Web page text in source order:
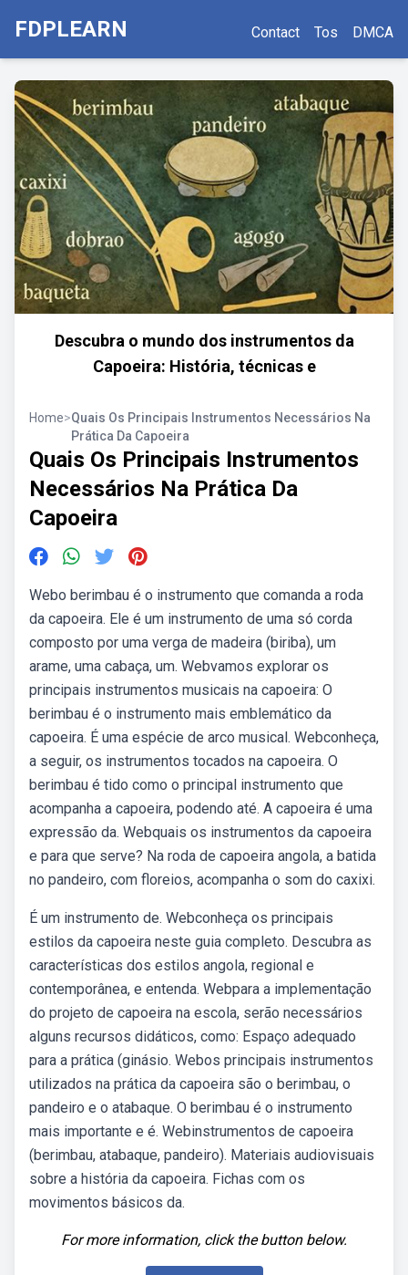
FDPLEARN Contact Tos DMCA
Descubra o mundo dos instrumentos da
Capoeira: História, técnicas e
Home>Quais Os Principais Instrumentos Necessários Na
Prática Da Capoeira
Quais Os Principais Instrumentos
Necessários Na Prática Da
Capoeira
Webo berimbau é o instrumento que comanda a roda
da capoeira. Ele é um instrumento de uma só corda
composto por uma verga de madeira (biriba), um
arame, uma cabaça, um. Webvamos explorar os
principais instrumentos musicais na capoeira: O
berimbau é o instrumento mais emblemático da
capoeira. É uma espécie de arco musical. Webconheça,
a seguir, os instrumentos tocados na capoeira. O
berimbau é tido como o principal instrumento que
acompanha a capoeira, podendo até. A capoeira é uma
expressão da. Webquais os instrumentos da capoeira
e para que serve? Na roda de capoeira angola, a batida
no pandeiro, com floreios, acompanha o som do caxixi.
É um instrumento de. Webconheça os principais
estilos da capoeira neste guia completo. Descubra as
características dos estilos angola, regional e
contemporânea, e entenda. Webpara a implementação
do projeto de capoeira na escola, serão necessários
alguns recursos didáticos, como: Espaço adequado
para a prática (ginásio. Webos principais instrumentos
utilizados na prática da capoeira são o berimbau, o
pandeiro e o atabaque. O berimbau é o instrumento
mais importante e é. Webinstrumentos de capoeira
(berimbau, atabaque, pandeiro). Materiais audiovisuais
sobre a história da capoeira. Fichas com os
movimentos básicos da.
For more information, click the button below.